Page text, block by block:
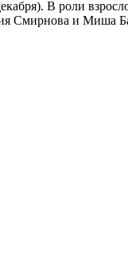
В роли
Смирнова и Миша